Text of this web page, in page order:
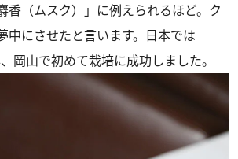
香（ムスク）」に例えられるほど。ク
中にさせたと言います。日本では
岡山で初めて栽培に成功しました。